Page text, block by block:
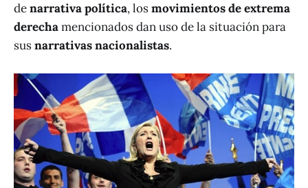
denarrativa política, losmovimientos de extrema
derechamencionados dan uso de la situación para
susnarrativas nacionalistas.